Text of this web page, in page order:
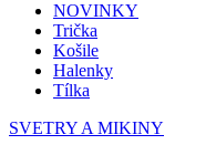
NOVINKY
Trička
Košile
Halenky
Tílka
SVETRY A MIKINY